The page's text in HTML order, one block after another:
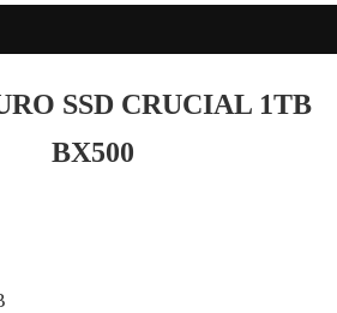
SSD CRUCIAL 1TB
BX500